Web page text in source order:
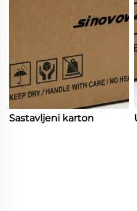
Sastavljeni karton